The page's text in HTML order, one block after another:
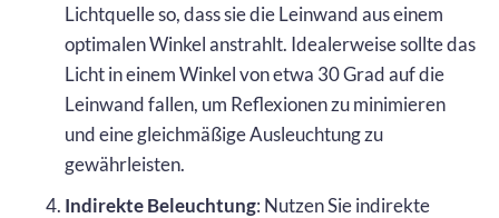
Lichtquelle so, dass sie die Leinwand aus einem
optimalen Winkel anstrahlt. Idealerweise sollte das
Licht in einem Winkel von etwa 30 Grad auf die
Leinwand fallen, um Reflexionen zu minimieren
und eine gleichmäßige Ausleuchtung zu
gewährleisten.
Indirekte Beleuchtung: Nutzen Sie indirekte